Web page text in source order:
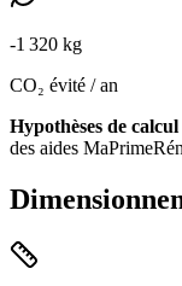
-1 320 kg
CO₂ évité / an
Hypothèses de calcul
des aides